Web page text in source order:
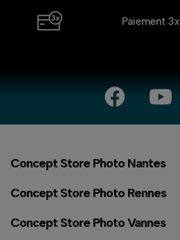
Paiement 3x
Concept Store Photo Nantes
Concept Store Photo Rennes
Concept Store Photo Vannes